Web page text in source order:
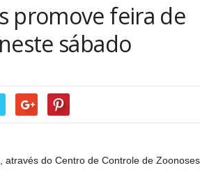
promove feira de
sábado
do Centro de Controle de